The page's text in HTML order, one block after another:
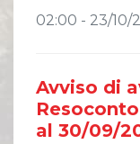
02:00 - 23/10/
Avviso di
al 30/09/